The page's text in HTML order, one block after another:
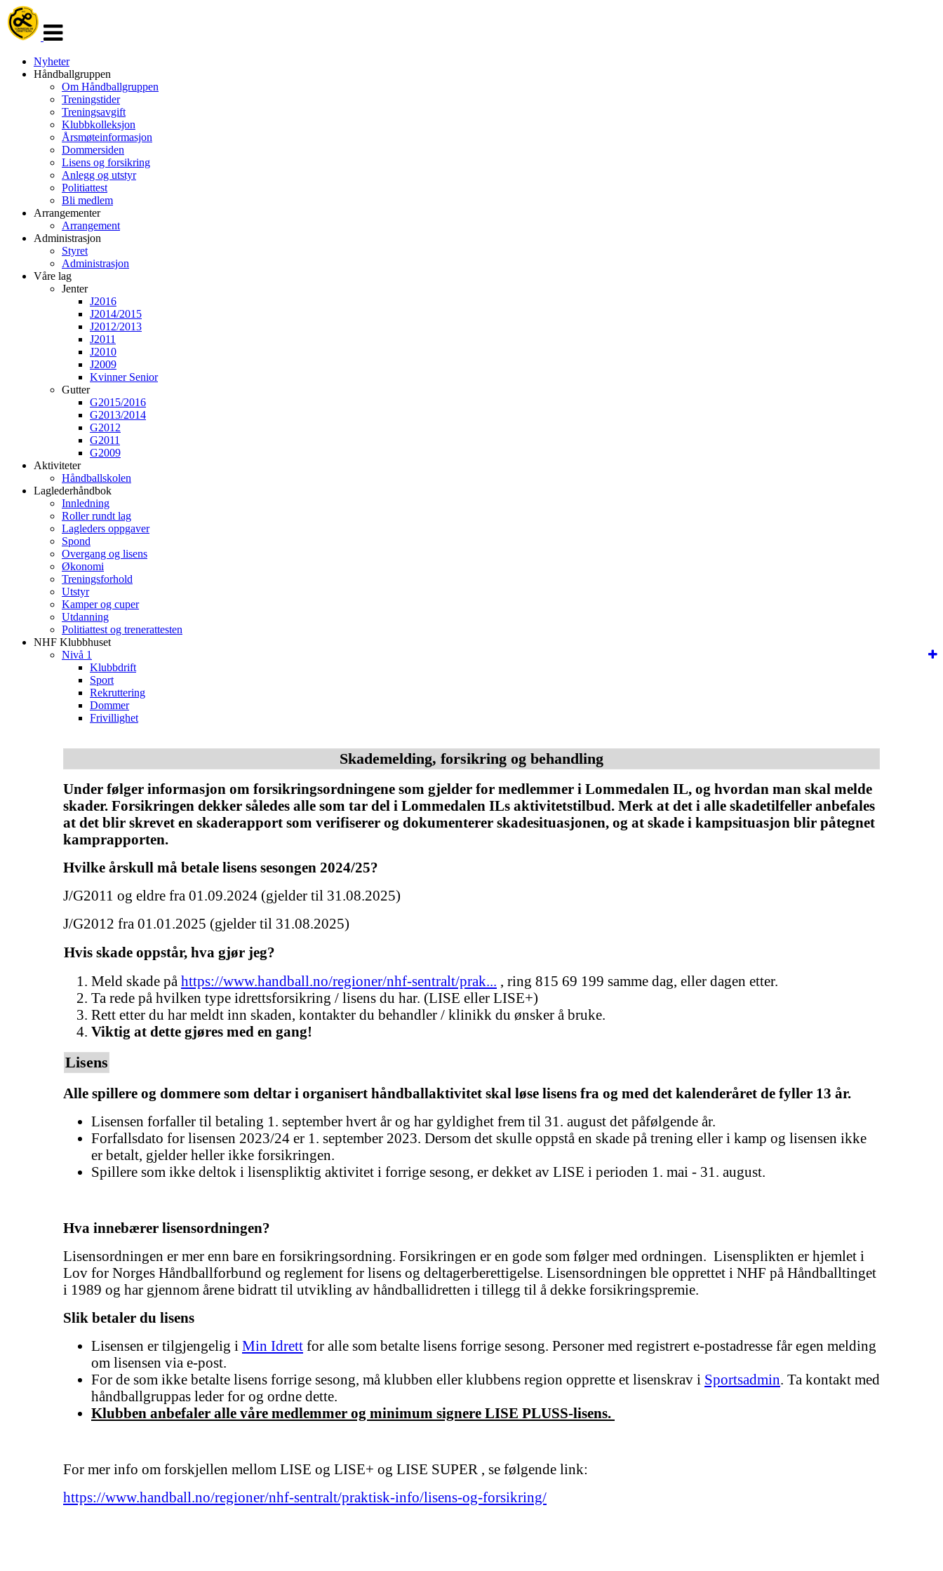
navigasjon
Nyheter
Håndballgruppen
Om Håndballgruppen
Treningstider
Treningsavgift
Klubbkolleksjon
Årsmøteinformasjon
Dommersiden
Lisens og forsikring
Anlegg og utstyr
Politiattest
Bli medlem
Arrangementer
Arrangement
Administrasjon
Styret
Administrasjon
Våre lag
Jenter
J2016
J2014/2015
J2012/2013
J2011
J2010
J2009
Kvinner Senior
Gutter
G2015/2016
G2013/2014
G2012
G2011
G2009
Aktiviteter
Håndballskolen
Laglederhåndbok
Innledning
Roller rundt lag
Lagleders oppgaver
Spond
Overgang og lisens
Økonomi
Treningsforhold
Utstyr
Kamper og cuper
Utdanning
Politiattest og trenerattesten
NHF Klubbhuset
Nivå 1
Klubbdrift
Sport
Rekruttering
Dommer
Frivillighet
Skademelding, forsikring og behandling
Under følger informasjon om forsikringsordningene som gjelder for medlemmer i Lommedalen IL, og hvordan man skal melde
skader. Forsikringen dekker således alle som tar del i Lommedalen ILs aktivitetstilbud. Merk at det i alle skadetilfeller anbefales
at det blir skrevet en skaderapport som verifiserer og dokumenterer skadesituasjonen, og at skade i kampsituasjon blir påtegnet
kamprapporten.
Hvilke årskull må betale lisens sesongen 2024/25?
J/G2011 og eldre fra 01.09.2024 (gjelder til 31.08.2025)
J/G2012 fra 01.01.2025 (gjelder til 31.08.2025)
Hvis skade oppstår, hva gjør jeg?
Meld skade på https://www.handball.no/regioner/nhf-sentralt/prak... , ring 815 69 199 samme dag, eller dagen etter.
Ta rede på hvilken type idrettsforsikring / lisens du har. (LISE eller LISE+)
Rett etter du har meldt inn skaden, kontakter du behandler / klinikk du ønsker å bruke.
Viktig at dette gjøres med en gang!
Lisens
Alle spillere og dommere som deltar i organisert håndballaktivitet skal løse lisens fra og med det kalenderåret de fyller 13 år.
Lisensen forfaller til betaling 1. september hvert år og har gyldighet frem til 31. august det påfølgende år.
Forfallsdato for lisensen 2023/24 er 1. september 2023. Dersom det skulle oppstå en skade på trening eller i kamp og lisensen ikke
er betalt, gjelder heller ikke forsikringen.
Spillere som ikke deltok i lisenspliktig aktivitet i forrige sesong, er dekket av LISE i perioden 1. mai - 31. august.
Hva innebærer lisensordningen?
Lisensordningen er mer enn bare en forsikringsordning. Forsikringen er en gode som følger med ordningen. Lisensplikten er hjemlet i
Lov for Norges Håndballforbund og reglement for lisens og deltagerberettigelse. Lisensordningen ble opprettet i NHF på Håndballtinget
i 1989 og har gjennom årene bidratt til utvikling av håndballidretten i tillegg til å dekke forsikringspremie.
Slik betaler du lisens
Lisensen er tilgjengelig i Min Idrett for alle som betalte lisens forrige sesong. Personer med registrert e-postadresse får egen melding
om lisensen via e-post.
For de som ikke betalte lisens forrige sesong, må klubben eller klubbens region opprette et lisenskrav i Sportsadmin. Ta kontakt med
håndballgruppas leder for og ordne dette.
Klubben anbefaler alle våre medlemmer og minimum signere LISE PLUSS-lisens.
For mer info om forskjellen mellom LISE og LISE+ og LISE SUPER , se følgende link:
https://www.handball.no/regioner/nhf-sentralt/praktisk-info/lisens-og-forsikring/